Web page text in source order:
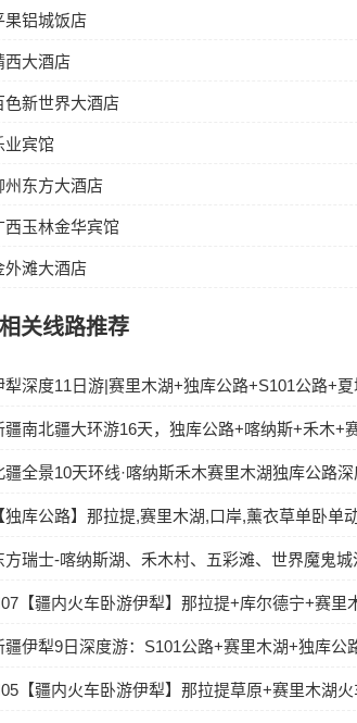
果铝城饭店
西大酒店
色新世界大酒店
业宾馆
州东方大酒店
西玉林金华宾馆
外滩大酒店
相关线路推荐
犁深度11日游|赛里木湖+独库公路+S101公路+
疆南北疆大环游16天，独库公路+喀纳斯+禾木+
疆全景10天环线·喀纳斯禾木赛里木湖独库公路
独库公路】那拉提,赛里木湖,口岸,薰衣草单卧单
方瑞士-喀纳斯湖、禾木村、五彩滩、世界魔鬼
【疆内火车卧游伊犁】那拉提+库尔德宁+赛里
疆伊犁9日深度游：S101公路+赛里木湖+独库公
【疆内火车卧游伊犁】那拉提草原+赛里木湖